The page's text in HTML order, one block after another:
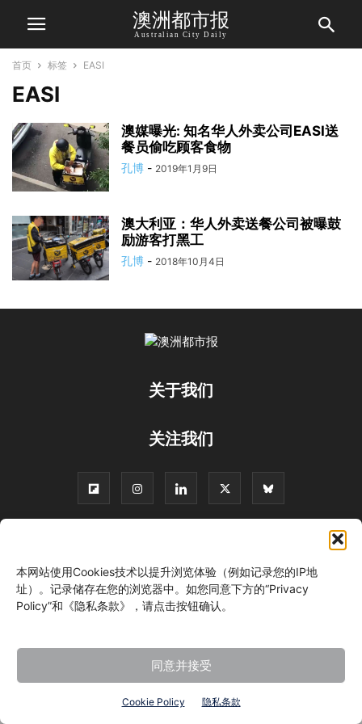
本网站使用Cookies技术以提升浏览体验（例如记录您的IP地
址）。记录储存在您的浏览器中。如您同意下方的“Privacy
Policy”和《隐私条款》，请点击按钮确认。
同意并接受
Cookie Policy 隐私条款
澳洲都市报
Australian City Daily
首页 标签 EASI
EASI
澳媒曝光: 知名华人外卖公司EASI送
餐员偷吃顾客食物
孔博 - 2019年1月9日
澳大利亚：华人外卖送餐公司被曝鼓
励游客打黑工
孔博 - 2018年10月4日
关于我们
关注我们